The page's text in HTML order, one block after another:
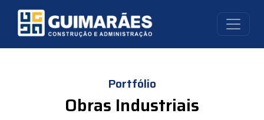
Portfólio
Obras Industriais